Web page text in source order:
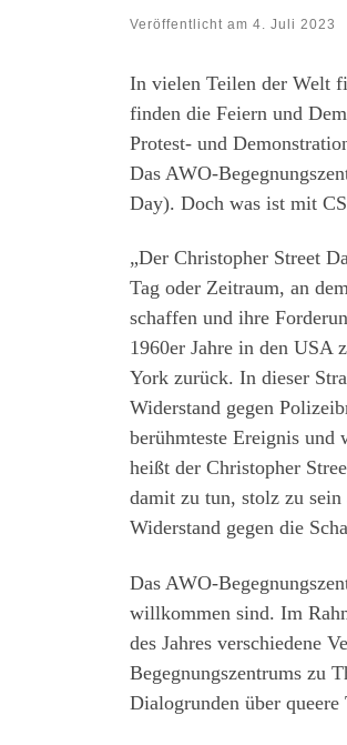
Veröffentlicht am 4. Juli 2023
In vielen Teilen der Welt
finden die Feiern und
Protest- und
Das AWO-
Day). Doch was ist mit
„Der Christopher Street
Tag oder Zeitraum, an
schaffen und ihre
1960er Jahre in den USA
York zurück. In dieser
Widerstand gegen
berühmteste Ereignis
heißt der Christopher
damit zu tun, stolz zu
Widerstand gegen die
Das AWO-
willkommen sind. Im
des Jahres verschiedene
Begegnungszentrums zu
Dialogrunden über